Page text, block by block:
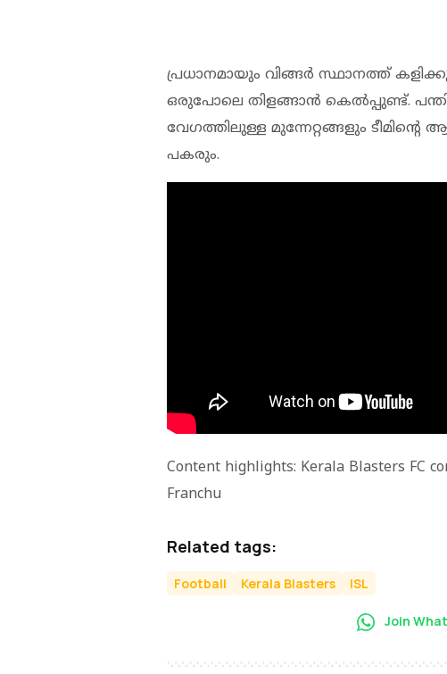
പ്രധാനമായും വിങ്ങർ സ്ഥാനത്ത്
ഒരുപോലെ തിളങ്ങാൻ കെൽപ്പുണ്ട്.
വേഗത്തിലുള്ള മുന്നേറ്റങ്ങളും
പകരും.
Content highlights: Kerala Blasters FC
Franchu
Related tags:
Football Kerala Blasters ISL
Join